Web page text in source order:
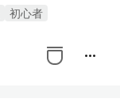
初心者
more_horiz